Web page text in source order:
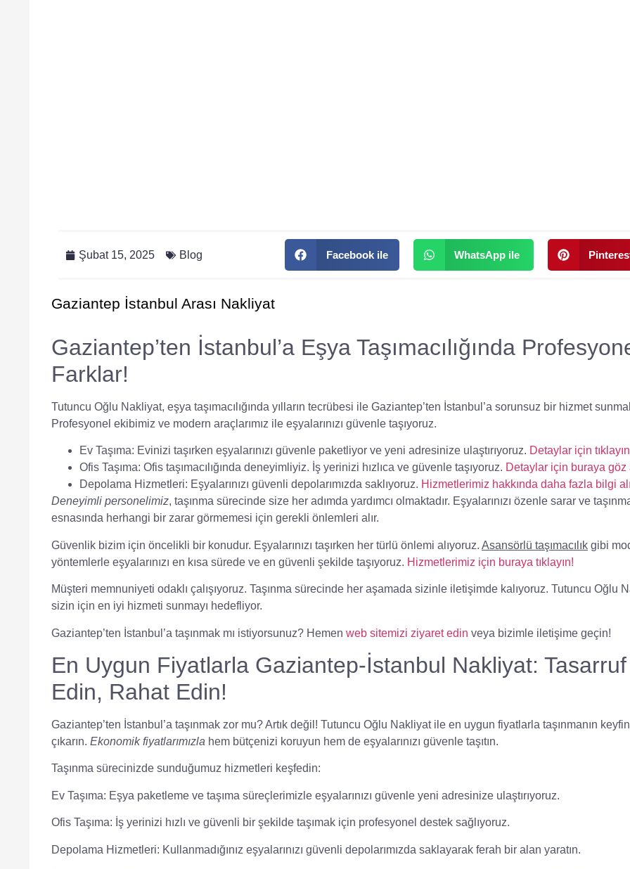
Şubat 15, 2025 Blog Facebook ile WhatsApp ile
Gaziantep İstanbul Arası Nakliyat
Gaziantep’ten İstanbul’a Eşya Taşımacılığında
Farklar!
Tutuncu Oğlu Nakliyat, eşya taşımacılığında yılların tecrübesi ile Gaziantep’ten İstanbul’a sorunsuz bir hizmet
Profesyonel ekibimiz ve modern araçlarımız ile eşyalarınızı güvenle taşıyoruz.
Ev Taşıma: Evinizi taşırken eşyalarınızı güvenle paketliyor ve yeni adresinize ulaştırıyoruz. Detaylar için
Ofis Taşıma: Ofis taşımacılığında deneyimliyiz. İş yerinizi hızlıca ve güvenle taşıyoruz. Detaylar için buraya göz
Depolama Hizmetleri: Eşyalarınızı güvenli depolarımızda saklıyoruz. Hizmetlerimiz hakkında daha fazla bilgi
Deneyimli personelimiz, taşınma sürecinde size her adımda yardımcı olmaktadır. Eşyalarınızı özenle sarar ve
esnasında herhangi bir zarar görmemesi için gerekli önlemleri alır.
Güvenlik bizim için öncelikli bir konudur. Eşyalarınızı taşırken her türlü önlemi alıyoruz. Asansörlü taşımacılık gibi
yöntemlerle eşyalarınızı en kısa sürede ve en güvenli şekilde taşıyoruz. Hizmetlerimiz için buraya tıklayın!
Müşteri memnuniyeti odaklı çalışıyoruz. Taşınma sürecinde her aşamada sizinle iletişimde kalıyoruz. Tutuncu Oğlu
sizin için en iyi hizmeti sunmayı hedefliyor.
Gaziantep’ten İstanbul’a taşınmak mı istiyorsunuz? Hemen web sitemizi ziyaret edin veya bizimle iletişime geçin!
En Uygun Fiyatlarla Gaziantep-İstanbul Nakliyat: Tasarruf
Edin, Rahat Edin!
Gaziantep’ten İstanbul’a taşınmak zor mu? Artık değil! Tutuncu Oğlu Nakliyatile en uygun fiyatlarla taşınmanın
çıkarın. Ekonomik fiyatlarımızla hem bütçenizi koruyun hem de eşyalarınızı güvenle taşıtın.
Taşınma sürecinizde sunduğumuz hizmetleri keşfedin:
Ev Taşıma: Eşya paketleme ve taşıma süreçlerimizle eşyalarınızı güvenle yeni adresinize ulaştırıyoruz.
Ofis Taşıma: İş yerinizi hızlı ve güvenli bir şekilde taşımak için profesyonel destek sağlıyoruz.
Depolama Hizmetleri: Kullanmadığınız eşyalarınızı güvenli depolarımızda saklayarak ferah bir alan yaratın.